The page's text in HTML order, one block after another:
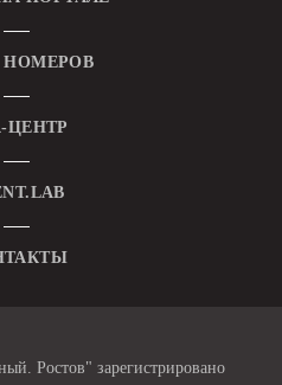
НОМЕРОВ
ЦЕНТР
Ростов" зарегистрировано